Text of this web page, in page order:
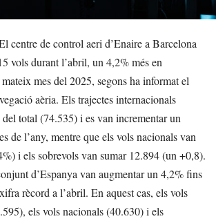
centre de control aeri d’Enaire a Barcelona
vols durant l’abril, un 4,2% més en
mes del 2025, segons ha informat el
aèria. Els trajectes internacionals
total (74.535) i es van incrementar un
de l’any, mentre que els vols nacionals van
i els sobrevols van sumar 12.894 (un +0,8).
d’Espanya van augmentar un 4,2% fins
rècord a l’abril. En aquest cas, els vols
els vols nacionals (40.630) i els